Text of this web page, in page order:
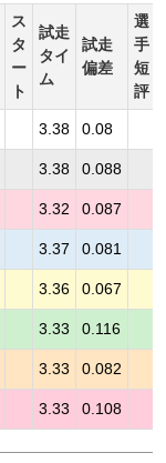
ス
タ
ー
ト
試走
タイ
ム
試走
偏差
選
手
短
評
3.38 0.08
3.38 0.088
3.32 0.087
3.37 0.081
3.36 0.067
3.33 0.116
3.33 0.082
3.33 0.108